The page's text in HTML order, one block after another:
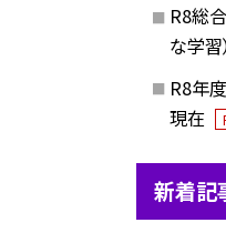
R8総
な学習
R8年
現在
新着記